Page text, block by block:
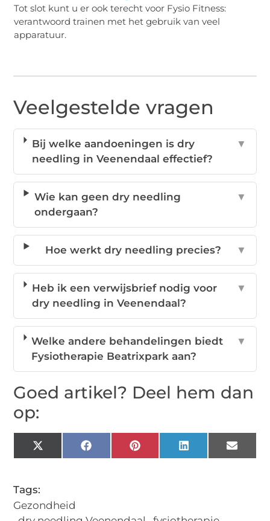
Tot slot kunt u er ook terecht voor Fysio Fitness:
verantwoord trainen met het gebruik van veel
apparatuur.
Veelgestelde vragen
Bij welke aandoeningen is dry
needling in Veenendaal effectief?
▼
Wie kan geen dry needling
ondergaan?
▼
Hoe werkt dry needling precies? ▼
Heb ik een verwijsbrief nodig voor
dry needling in Veenendaal?
▼
Welke andere behandelingen biedt
Fysiotherapie Beatrixpark aan?
▼
Goed artikel? Deel hem dan
op:
X
(Twitter)
FacebookPinterestLinkedIn Email
Tags:
Gezondheid